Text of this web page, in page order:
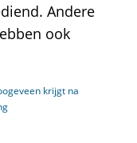
Andere
ook
krijgt na